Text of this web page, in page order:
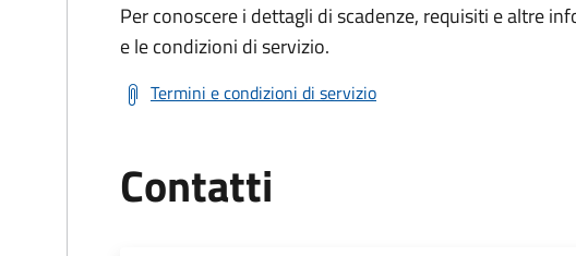
Per conoscere i dettagli di scadenze, requisiti e altre
e le condizioni di servizio.
Termini e condizioni di servizio
Contatti